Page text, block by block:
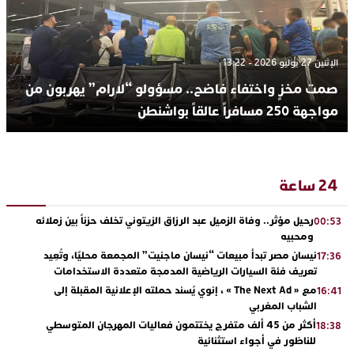
الإثنين 27 يوليو 2026 - 13:22
صمت مخزٍ واختفاء فاضح.. مسؤولو “لارام” يهربون من
مواجهة 250 مسافراً عالقاً بواشنطن
24 ساعة
00:53رحيل مؤثر.. وفاة الزميل عبد الرزاق الزيتوني تخلف حزناً بين زملائه
ومحبيه
17:36نيسان مصر تبدأ مبيعات “نيسان ماجنيت” المجمعة محليًا، وتُعِيد
تعريف فئة السيارات الرياضية المدمجة متعددة الاستخدامات
16:41
مع « The Next Ad » ، إنوي يُسند حملته الإعلانية المقبلة إلى
الشباب المغربي
18:38
أكثر من 45 ألف متفرج يختتمون فعاليات المهرجان المتوسطي
للناظور في أجواء استثنائية